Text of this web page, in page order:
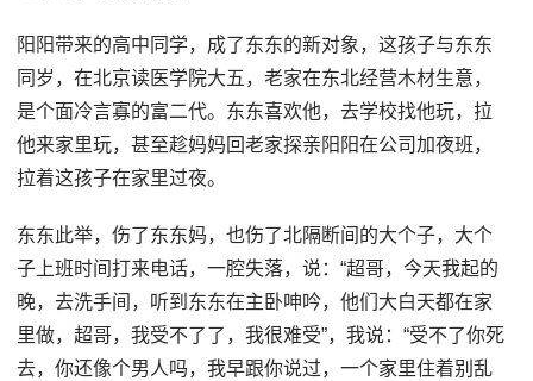
阳阳带来的高中同学，成了东东的新对象，这孩子与东东
同岁，在北京读医学院大五，老家在东北经营木材生意，
是个面冷言寡的富二代。东东喜欢他，去学校找他玩，拉
他来家里玩，甚至趁妈妈回老家探亲阳阳在公司加夜班，
拉着这孩子在家里过夜。
东东此举，伤了东东妈，也伤了北隔断间的大个子，大个
子上班时间打来电话，一腔失落，说：“超哥，今天我起的
晚，去洗手间，听到东东在主卧呻吟，他们大白天都在家
里做，超哥，我受不了了，我很难受”，我说：“受不了你死
去，你还像个男人吗，我早跟你说过，一个家里住着别乱